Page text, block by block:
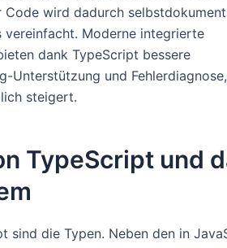
wird dadurch
vereinfacht. Moderne integrierte
dank TypeScript bessere
Unterstützung und
steigert.
TypeScript und
sind die Typen. Neben den in